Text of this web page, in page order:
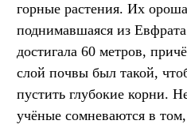
горные растения. Их
поднимавшаяся из
достигала 60 метров,
слой почвы был такой,
пустить глубокие корни.
учёные сомневаются в